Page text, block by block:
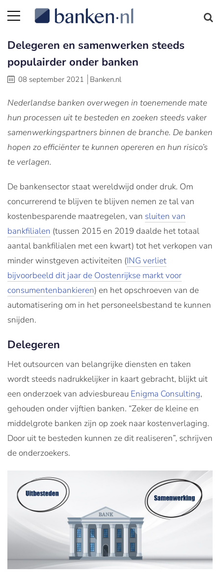
Delegeren en samenwerken steeds
populairder onder banken
08 september 2021 Banken.nl
Nederlandse banken overwegen in toenemende mate
hun processen uit te besteden en zoeken steeds vaker
samenwerkingspartners binnen de branche. De banken
hopen zo efficiënter te kunnen opereren en hun risico’s
te verlagen.
De bankensector staat wereldwijd onder druk. Om
concurrerend te blijven te blijven nemen ze tal van
kostenbesparende maatregelen, van sluiten van
bankfilialen (tussen 2015 en 2019 daalde het totaal
aantal bankfilialen met een kwart) tot het verkopen van
minder winstgeven activiteiten (ING verliet
bijvoorbeeld dit jaar de Oostenrijkse markt voor
consumentenbankieren) en het opschroeven van de
automatisering om in het personeelsbestand te kunnen
snijden.
Delegeren
Het outsourcen van belangrijke diensten en taken
wordt steeds nadrukkelijker in kaart gebracht, blijkt uit
een onderzoek van adviesbureau Enigma Consulting,
gehouden onder vijftien banken. “Zeker de kleine en
middelgrote banken zijn op zoek naar kostenverlaging.
Door uit te besteden kunnen ze dit realiseren”, schrijven
de onderzoekers.